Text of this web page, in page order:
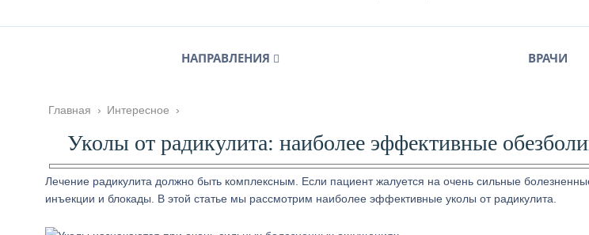
НАПРАВЛЕНИЯ ВРАЧИ
Главная › Интересное ›
Уколы от радикулита: наиболее эффективные
Лечение радикулита должно быть комплексным. Если пациент жалуется на очень сильные
инъекции и блокады. В этой статье мы рассмотрим наиболее эффективные уколы от радикулита.